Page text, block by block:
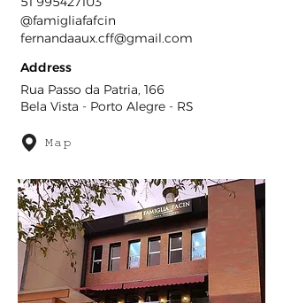
@famigliafafcin
fernandaaux.cff@gmail.com
Address
Rua Passo da Patria, 166
Bela Vista - Porto Alegre - RS
Map